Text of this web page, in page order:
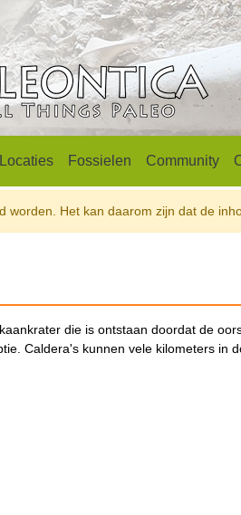
Locaties Fossielen Community
worden. Het kan daarom zijn dat de
die is ontstaan doordat de
Caldera's kunnen vele kilometers in